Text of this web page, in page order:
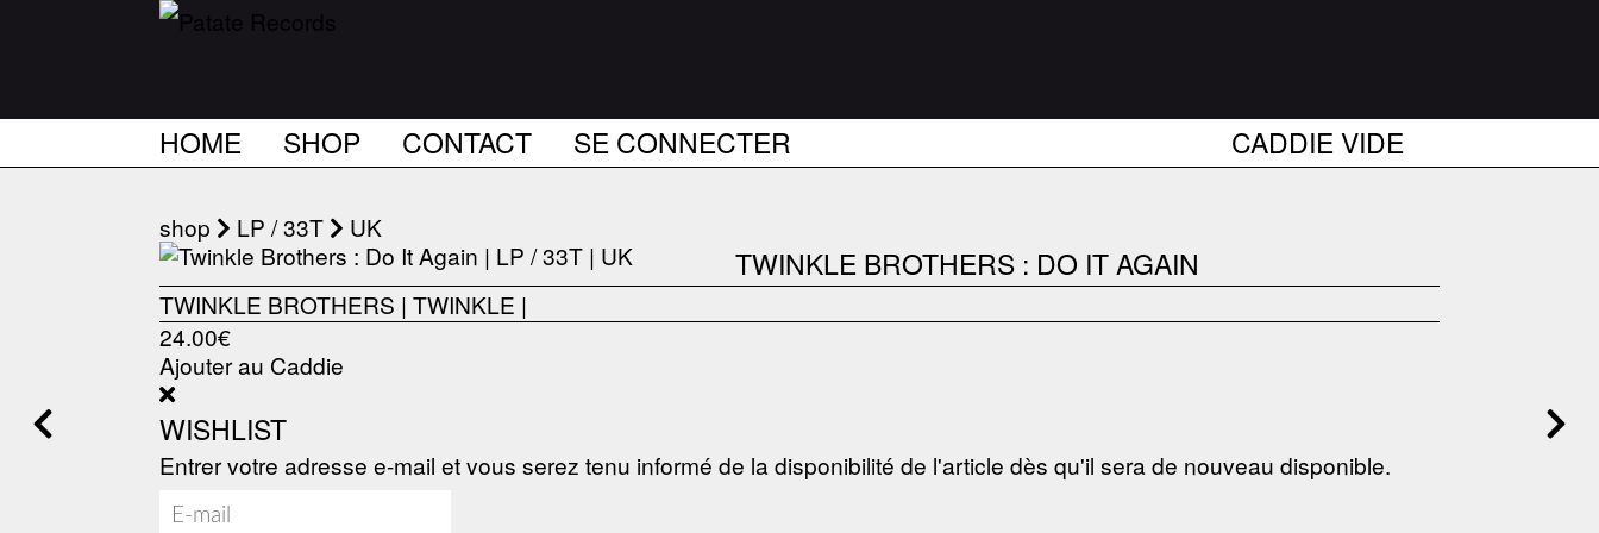
HOME SHOP CONTACT SE CONNECTER CADDIE VIDE
shop LP / 33T UK
TWINKLE BROTHERS : DO IT AGAIN
TWINKLE BROTHERS |TWINKLE |
24.00€
Ajouter au Caddie
WISHLIST
Entrer votre adresse e-mail et vous serez tenu informé de la disponibilité de l'article dès qu'il sera de nouveau disponible.